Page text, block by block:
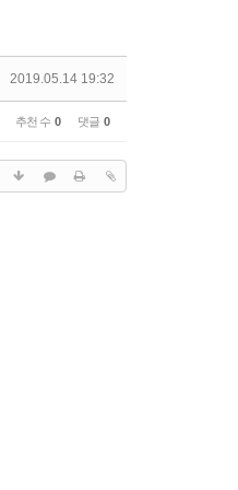
2019.05.14 19:32
추천 수 0 댓글 0